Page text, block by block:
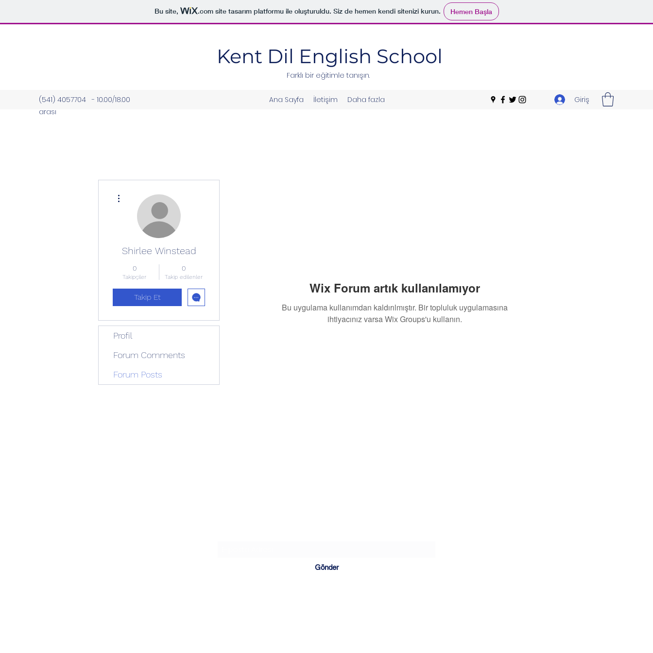
Bu site, .comsite tasarım platformu ile oluşturuldu. Siz de hemen kendi sitenizi kurun. Hemen Başla
Kent Dil English School
Farklı bir eğitimle tanışın.
(541) 4057704 - 10.00/18.00
arası
Ana Sayfa İletişim Daha fazla Giriş
Wix Forum artık kullanılamıyor
Bu uygulama kullanımdan kaldırılmıştır. Bir topluluk uygulamasına
ihtiyacınız varsa Wix Groups'u kullanın.
Shirlee Winstead
0
Takipçiler
0
Takip edilenler
Takip Et
Profil
Forum Comments
Forum Posts
Gönder